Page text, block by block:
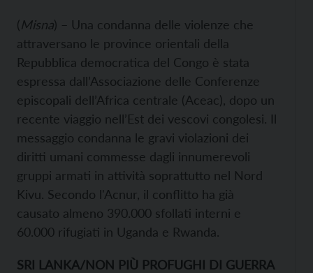
(Misna) – Una condanna delle violenze che
attraversano le province orientali della
Repubblica democratica del Congo è stata
espressa dall’Associazione delle Conferenze
episcopali dell’Africa centrale (Aceac), dopo un
recente viaggio nell’Est dei vescovi congolesi. Il
messaggio condanna le gravi violazioni dei
diritti umani commesse dagli innumerevoli
gruppi armati in attività soprattutto nel Nord
Kivu. Secondo l'Acnur, il conflitto ha già
causato almeno 390.000 sfollati interni e
60.000 rifugiati in Uganda e Rwanda.
SRI LANKA/NON PIÙ PROFUGHI DI GUERRA